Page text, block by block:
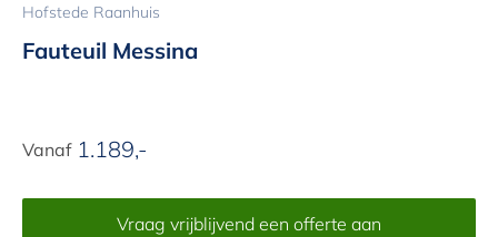
Hofstede Raanhuis
Fauteuil Messina
Vanaf Aanbiedingsprijs
1.189,-
Vraag vrijblijvend een offerte aan